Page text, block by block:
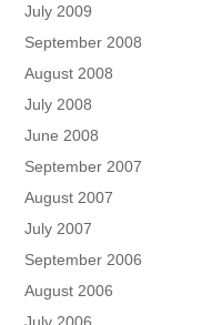
July 2009
September 2008
August 2008
July 2008
June 2008
September 2007
August 2007
July 2007
September 2006
August 2006